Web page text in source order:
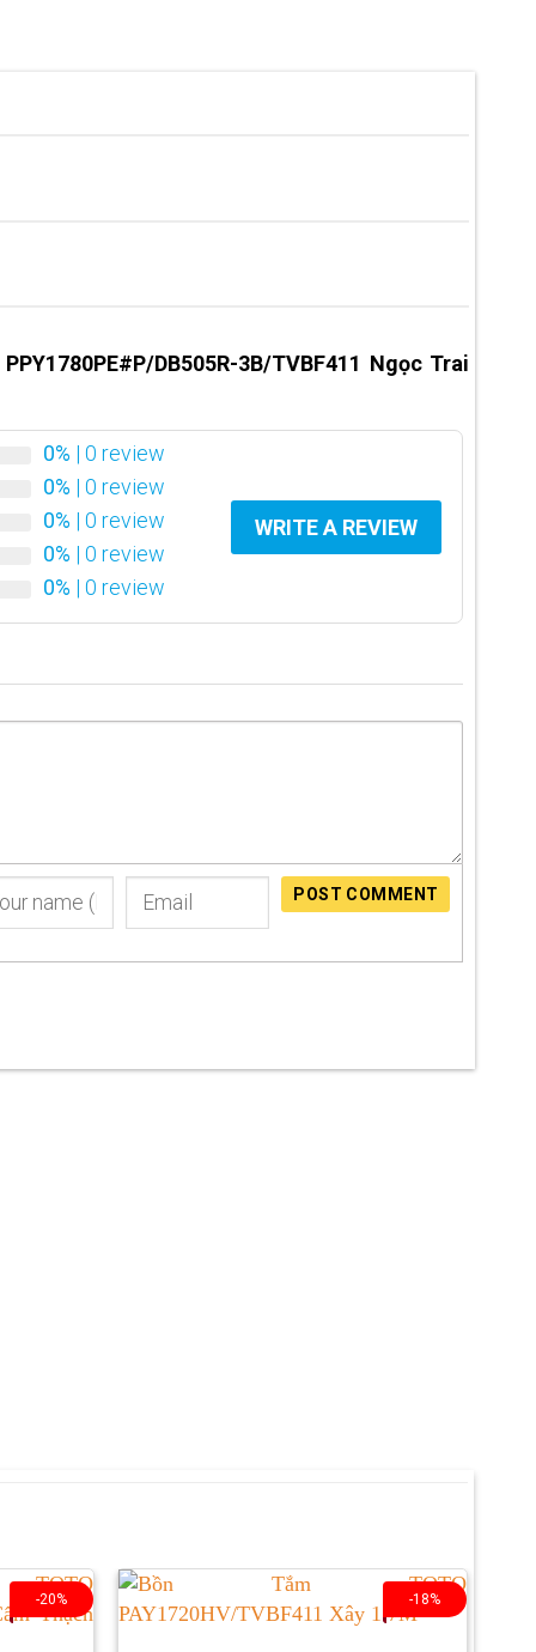
DB505R-3B/TVBF411 Ngọc Trai
0% | 0 review
0% | 0 review
0% | 0 review
0% | 0 review
0% | 0 review
WRITE A REVIEW
POST COMMENT
-20% -18%